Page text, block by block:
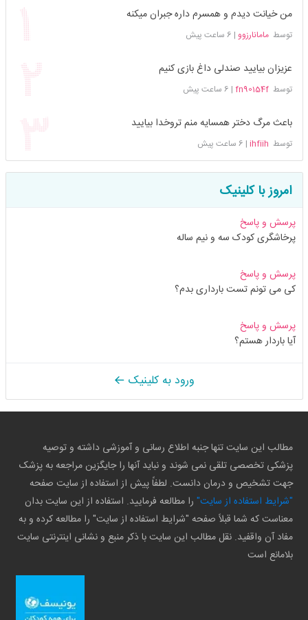
من خیانت دیدم و همسرم داره جبران میکنه
توسطمامانارزوو | 6 ساعت پیش
عزیزان بیایید صندلی داغ بازی کنیم
توسطfn90154f
| 6 ساعت پیش
باعث مرگ دختر همسایه منم تروخدا بیایید
توسط ihfiih
| 6 ساعت پیش
امروز با کلینیک
پرسش و پاسخ
پرخاشگری کودک سه و نیم ساله
پرسش و پاسخ
کی می تونم تست بارداری بدم؟
پرسش و پاسخ
آیا باردار هستم؟
ورود به کلینیک
مطالب این سایت تنها جنبه اطلاع رسانی و آموزشی داشته و توصیه
پزشکی تخصصی تلقی نمی شوند و نباید آنها را جایگزین مراجعه به پزشک
جهت تشخیص و درمان دانست. لطفاً پیش از استفاده از سایت صفحه
"شرایط استفاده از سایت" را مطالعه فرمایید. استفاده از این سایت بدان
معناست که شما قبلاً صفحه "شرایط استفاده از سایت" را مطالعه کرده و به
مفاد آن واقفید. نقل مطالب این سایت با ذکر منبع و نشانی اینترنتی سایت
بلامانع است